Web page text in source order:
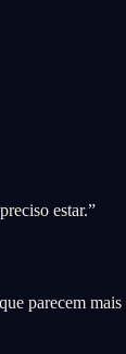
estar.”
parecem mais